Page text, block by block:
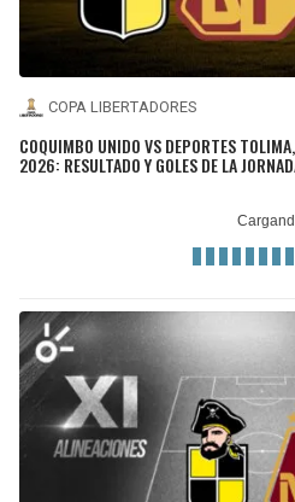
COPA LIBERTADORES
COQUIMBO UNIDO VS DEPORTES
2026: RESULTADO Y GOLES DE LA